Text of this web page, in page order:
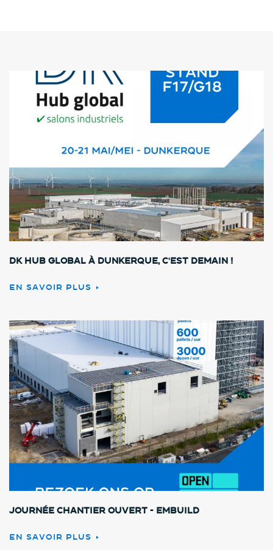
DK HUB GLOBAL à Dunkerque, c'est demain !
EN SAVOIR PLUS
Journée chantier ouvert - Embuild
EN SAVOIR PLUS